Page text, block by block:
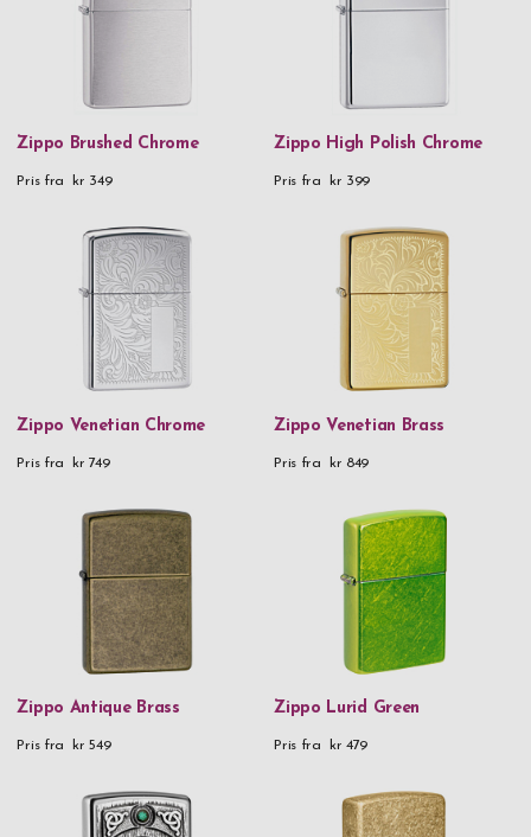
vær! Kjøpe Zippo lighter gravering på nett allerede i dag!
Zippo Brushed Chrome
Pris fra kr 349
Zippo High Polish Chrome
Pris fra kr 399
Zippo Venetian Chrome
Pris fra kr 749
Zippo Venetian Brass
Pris fra kr 849
Zippo Antique Brass
Pris fra kr 549
Zippo Lurid Green
Pris fra kr 479